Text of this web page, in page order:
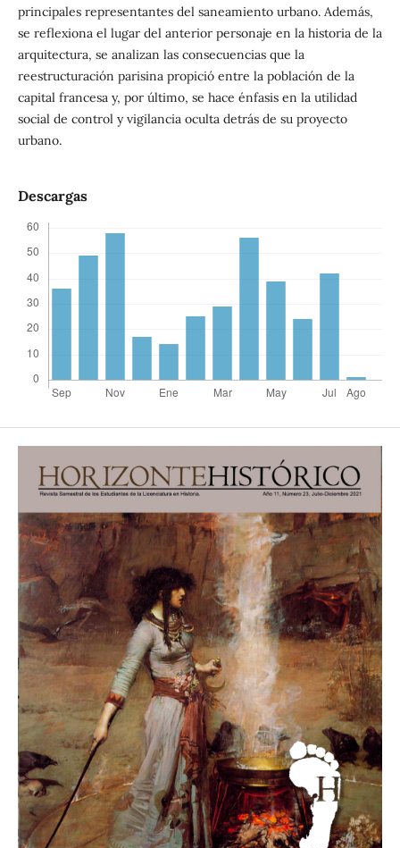
principales representantes del saneamiento urbano. Además,
se reflexiona el lugar del anterior personaje en la historia de la
arquitectura, se analizan las consecuencias que la
reestructuración parisina propició entre la población de la
capital francesa y, por último, se hace énfasis en la utilidad
social de control y vigilancia oculta detrás de su proyecto
urbano.
Descargas